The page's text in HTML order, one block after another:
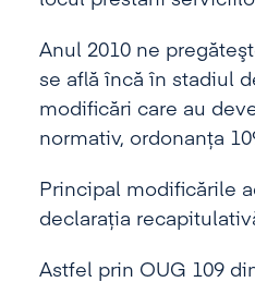
Anul 2010 ne
se află încă în stadiul
modificări care au
normativ, ordonanţa
Principal modificările
declaraţia
Astfel prin OUG 109